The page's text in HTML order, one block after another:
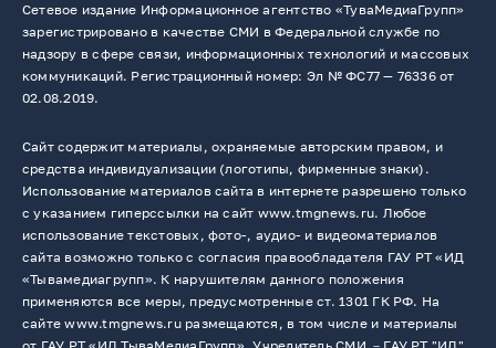
Сетевое издание Информационное агентство «ТуваМедиаГрупп»
зарегистрировано в качестве СМИ в Федеральной службе по
надзору в сфере связи, информационных технологий и массовых
коммуникаций. Регистрационный номер: Эл № ФС77 — 76336 от
02.08.2019.
Сайт содержит материалы, охраняемые авторским правом, и
средства индивидуализации (логотипы, фирменные знаки).
Использование материалов сайта в интернете разрешено только
с указанием гиперссылки на сайт www.tmgnews.ru. Любое
использование текстовых, фото-, аудио- и видеоматериалов
сайта возможно только с согласия правообладателя ГАУ РТ «ИД
«Тывамедиагрупп». К нарушителям данного положения
применяются все меры, предусмотренные ст. 1301 ГК РФ. На
сайте www.tmgnews.ru размещаются, в том числе и материалы